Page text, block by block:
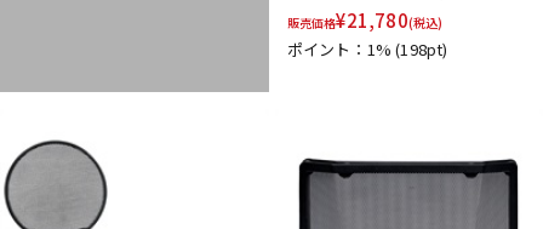
Vermona
VitalAudio
V-MODA
Voyage Audio
WAGNUS.
WAVES WesAudio
ZOOM
キョーリツ
販売価格¥21,780(税込)
ポイント：1%(198pt)